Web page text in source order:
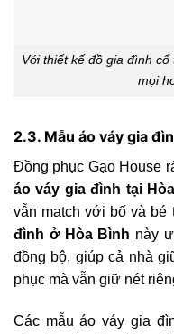
Với thiết kế đồ gia đình
mọi
2.3. Mẫu áo váy gia
Đồng phục Gạo House
áo váy gia đình tại
vẫn match với bố và bé
đình ở Hòa Bình này
đồng bộ, giúp cả nhà
phục mà vẫn giữ nét
Các mẫu áo váy gia